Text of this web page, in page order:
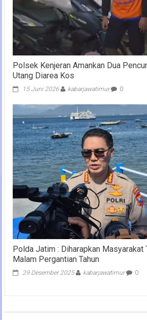
Polsek Kenjeran Amankan Dua
Utang Diarea Kos
15 Juni 2026 kabarjawatimur 0
Polda Jatim : Diharapkan Masyarakat
Malam Pergantian Tahun
29 Desember 2025 kabarjawatimur 0